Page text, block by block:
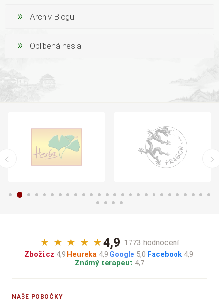
Archiv Blogu
Oblíbená hesla
★ ★ ★ ★ ★4,9· 1773 hodnocení
Zboží.cz 4,9· Heureka 4,9·Google 5,0· Facebook 4,9·
Známý terapeut 4,7
NAŠE POBOČKY